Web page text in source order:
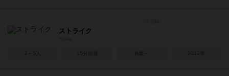
ストライク
2～5人 15分前後 8歳～ 2012年